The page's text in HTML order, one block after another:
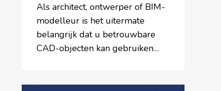
Als architect, ontwerper of BIM-
modelleur is het uitermate
belangrijk dat u betrouwbare
CAD-objecten kan gebruiken…